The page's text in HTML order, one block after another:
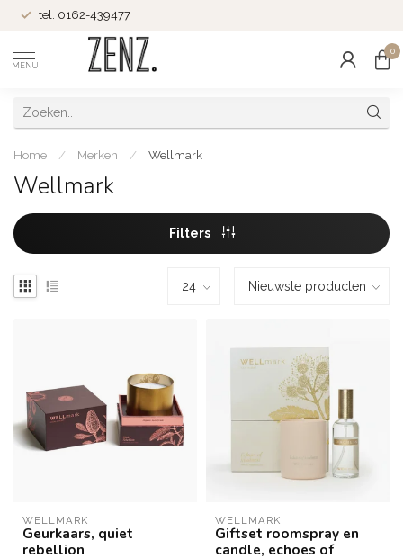
tel. 0162-439477
MENU
0
Home / Merken / Wellmark
Wellmark
Filters
WELLMARK
Geurkaars, quiet
rebellion
WELLMARK
Giftset roomspray en
candle, echoes of